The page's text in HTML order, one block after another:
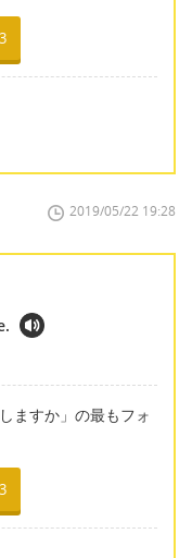
3
2019/05/22 19:28
ますか」の最もフォ
3